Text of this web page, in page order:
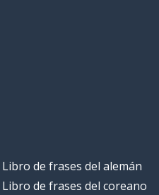
Libro de frases del alemán
Libro de frases del coreano